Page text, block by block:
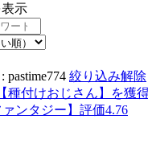
示
pastime774 絞り込み解除